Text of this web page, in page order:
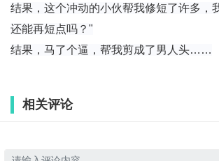
结果，这个冲动的小伙帮我修短了许多，
还能再短点吗？"
结果，马了个逼，帮我剪成了男人头……
相关评论